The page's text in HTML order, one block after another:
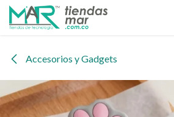
Ir al contenido
Accesorios y Gadgets